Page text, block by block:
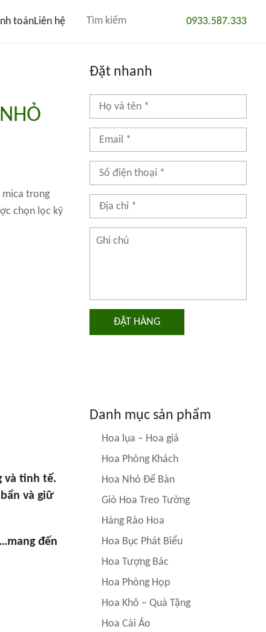
toánLiên hệ 0933.587.333
mica trong
chọn lọc kỹ
Đặt nhanh
ĐẶT HÀNG
và tinh tế.
và giữ
đến
Danh mục sản phẩm
Hoa lụa – Hoa giả
Hoa Phòng Khách
Hoa Nhỏ Để Bàn
Giỏ Hoa Treo Tường
Hàng Rào Hoa
Hoa Bục Phát Biểu
Hoa Tượng Bác
Hoa Phòng Họp
Hoa Khô – Quà Tặng
Hoa Cài Áo